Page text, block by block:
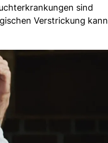
sind
Verstrickung kann